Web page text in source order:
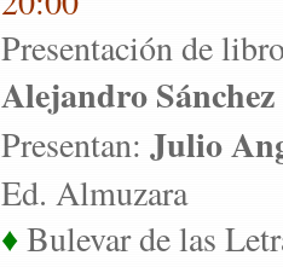
Presentación de
Alejandro
Presentan: Julio
Ed. Almuzara
♦Bulevar de las